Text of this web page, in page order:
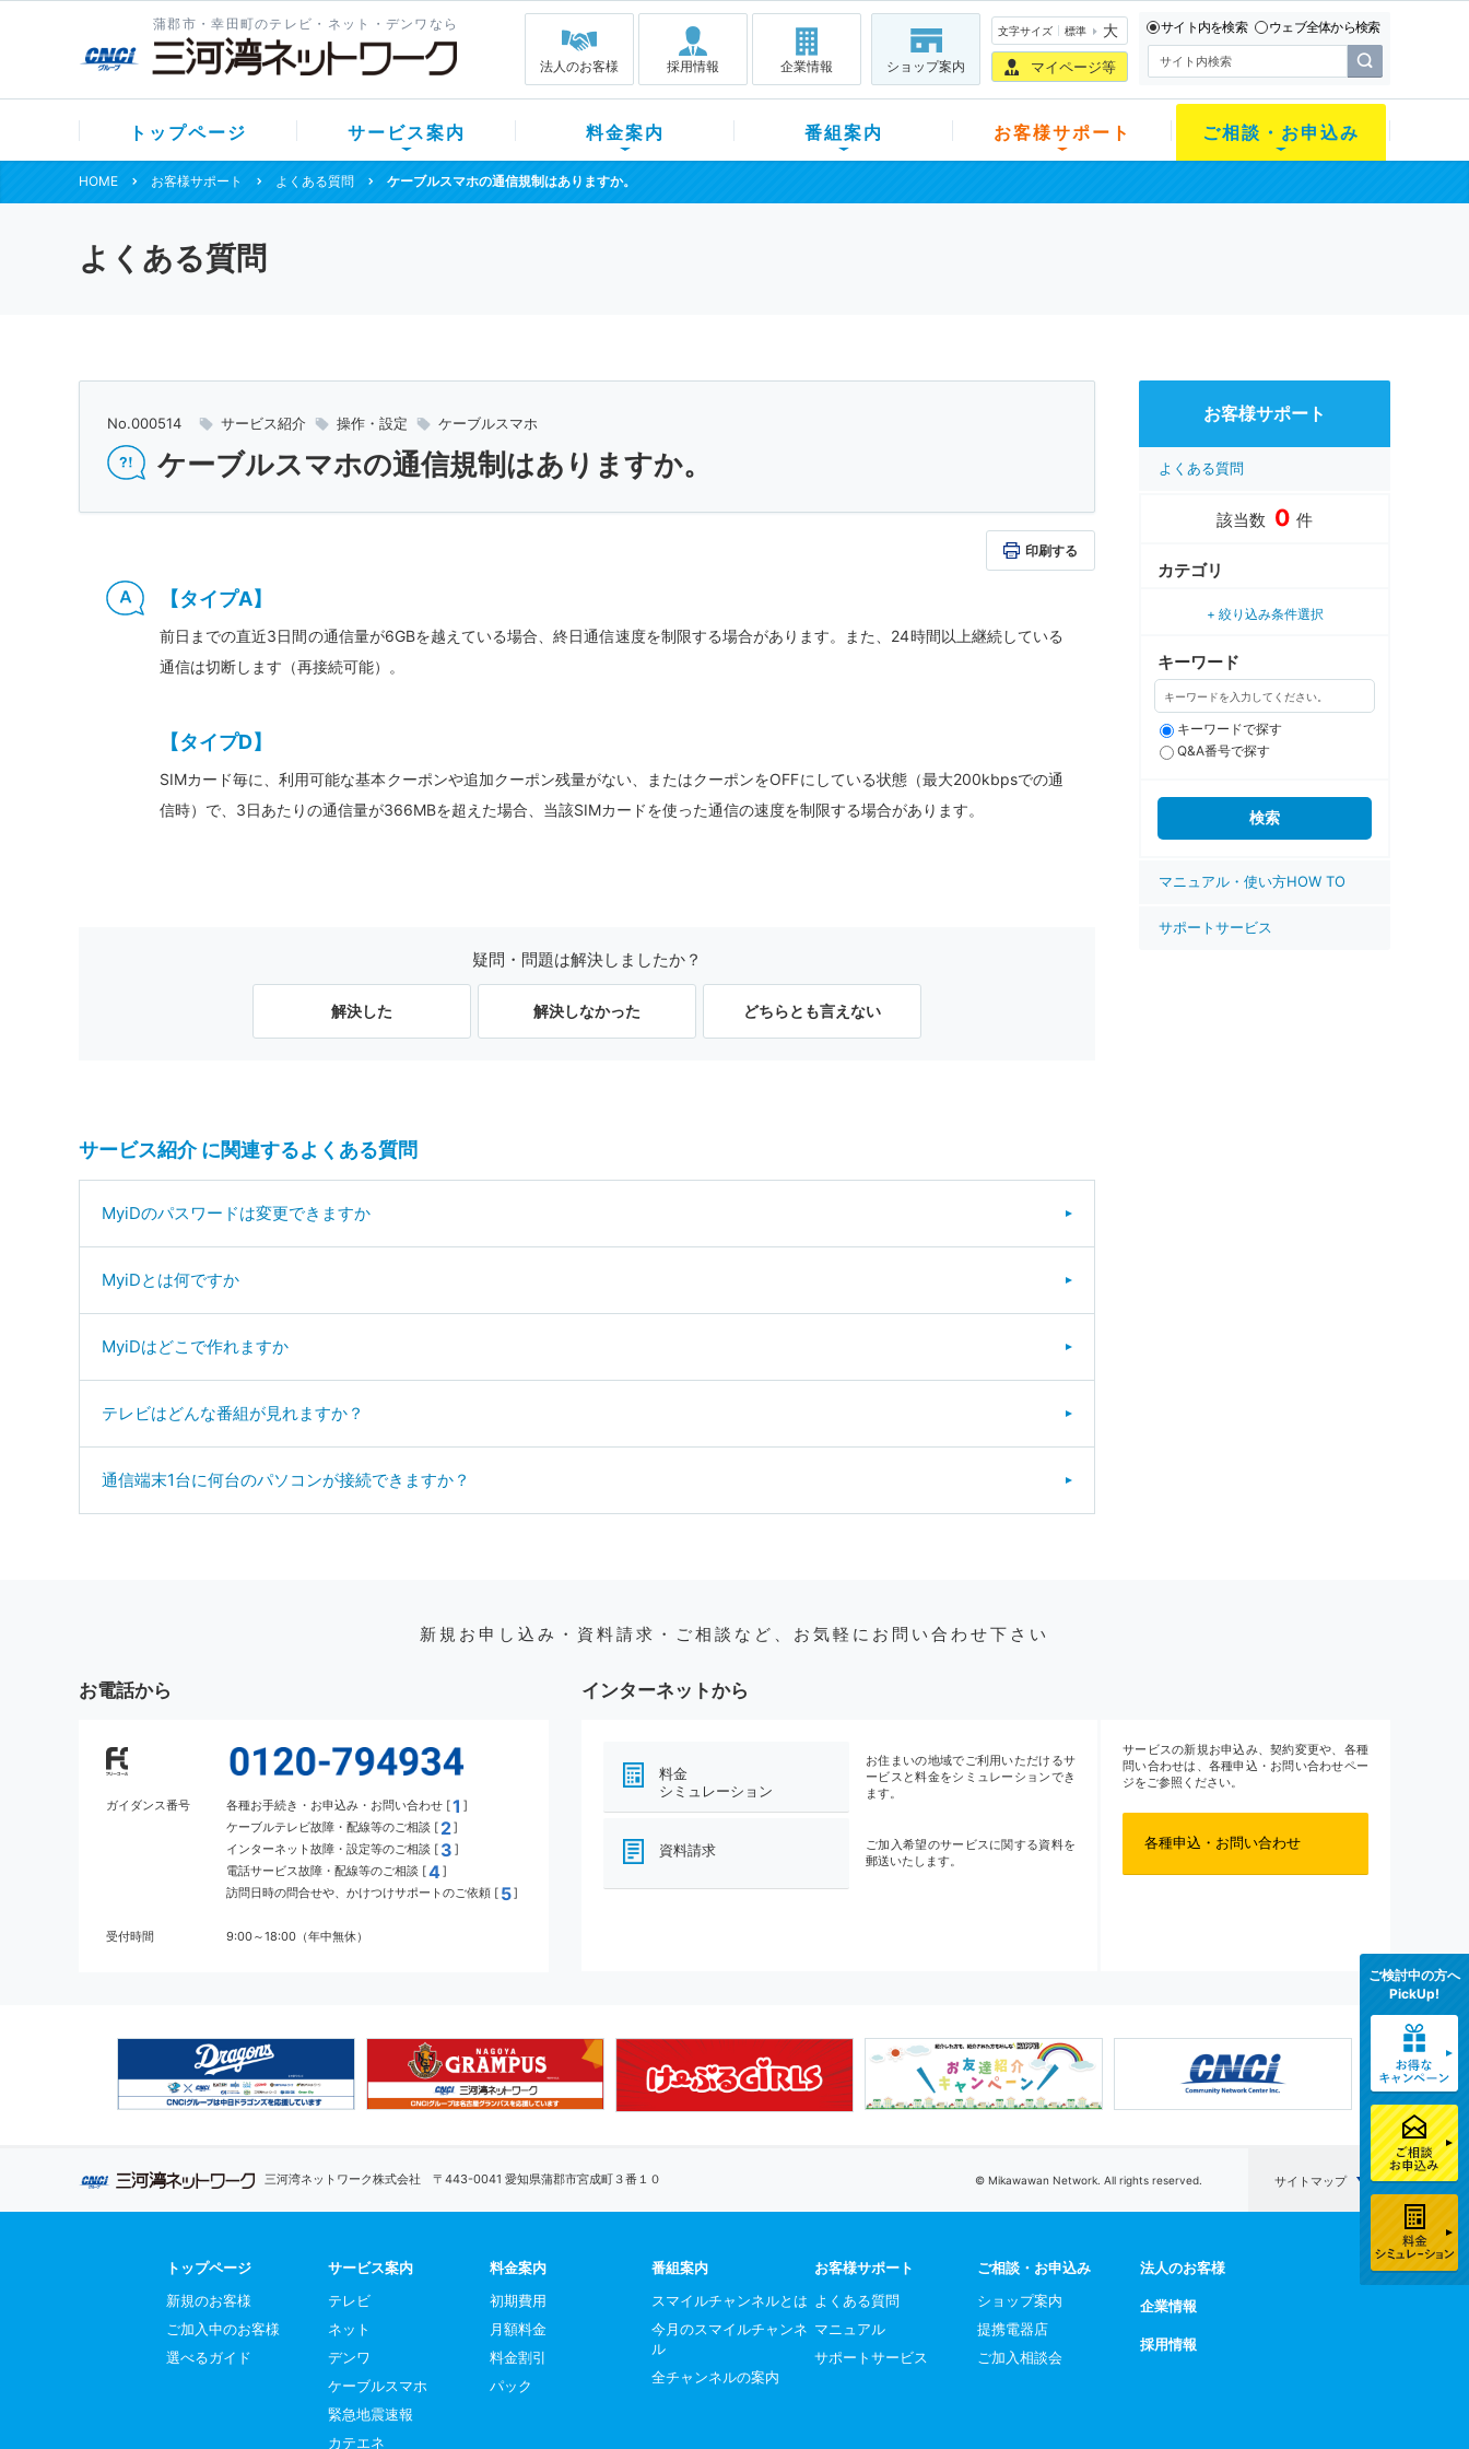
蒲郡市・幸田町のテレビ・ネット・デンワなら
法人のお客様 採用情報 企業情報 ショップ案内
文字サイズ 標準 大
マイページ等
サイト内を検索 ウェブ全体から検索
トップページ サービス案内 料金案内 番組案内 お客様サポート ご相談・お申込み
HOME お客様サポート よくある質問 ケーブルスマホの通信規制はありますか。
よくある質問
No.000514 サービス紹介 操作・設定 ケーブルスマホ
ケーブルスマホの通信規制はありますか。
印刷する
【タイプA】
前日までの直近3日間の通信量が6GBを越えている場合、終日通信速度を制限する場合があります。また、24時間以上継続している
通信は切断します（再接続可能）。
【タイプD】
SIMカード毎に、利用可能な基本クーポンや追加クーポン残量がない、またはクーポンをOFFにしている状態（最大200kbpsでの通
信時）で、3日あたりの通信量が366MBを超えた場合、当該SIMカードを使った通信の速度を制限する場合があります。
疑問・問題は解決しましたか？
解決した 解決しなかった どちらとも言えない
サービス紹介 に関連するよくある質問
MyiDのパスワードは変更できますか
MyiDとは何ですか
MyiDはどこで作れますか
テレビはどんな番組が見れますか？
通信端末1台に何台のパソコンが接続できますか？
お客様サポート
よくある質問
該当数 0 件
カテゴリ
絞り込み条件選択
キーワード
キーワードで探す
Q&A番号で探す
マニュアル・使い方HOW TO
サポートサービス
新規お申し込み・資料請求・ご相談など、お気軽にお問い合わせ下さい
お電話から
ガイダンス番号 各種お手続き・お申込み・お問い合わせ [1 ]
ケーブルテレビ故障・配線等のご相談 [ 2]
インターネット故障・設定等のご相談 [ 3 ]
電話サービス故障・配線等のご相談 [4]
訪問日時の問合せや、かけつけサポートのご依頼 [ 5]
受付時間 9:00～18:00（年中無休）
インターネットから
料金
シミュレーション
お住まいの地域でご利用いただけるサ
ービスと料金をシミュレーションでき
ます。
資料請求
ご加入希望のサービスに関する資料を
郵送いたします。
サービスの新規お申込み、契約変更や、各種
問い合わせは、各種申込・お問い合わせペー
ジをご参照ください。
各種申込・お問い合わせ
三河湾ネットワーク株式会社 〒443-0041 愛知県蒲郡市宮成町３番１０ © Mikawawan Network. All rights reserved. サイトマップ
トップページ
新規のお客様
ご加入中のお客様
選べるガイド
サービス案内
テレビ
ネット
デンワ
ケーブルスマホ
緊急地震速報
カテエネ
料金案内
初期費用
月額料金
料金割引
パック
番組案内
スマイルチャンネルとは
今月のスマイルチャンネ
ル
全チャンネルの案内
お客様サポート
よくある質問
マニュアル
サポートサービス
ご相談・お申込み
ショップ案内
提携電器店
ご加入相談会
法人のお客様
企業情報
採用情報
ご検討中の方へ
PickUp!